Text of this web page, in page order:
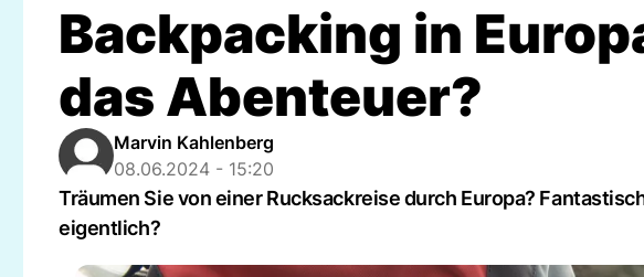
Backpacking in
das Abenteuer?
Marvin Kahlenberg
08.06.2024 - 15:20
Träumen Sie von einer Rucksackreise durch Europa?
eigentlich?